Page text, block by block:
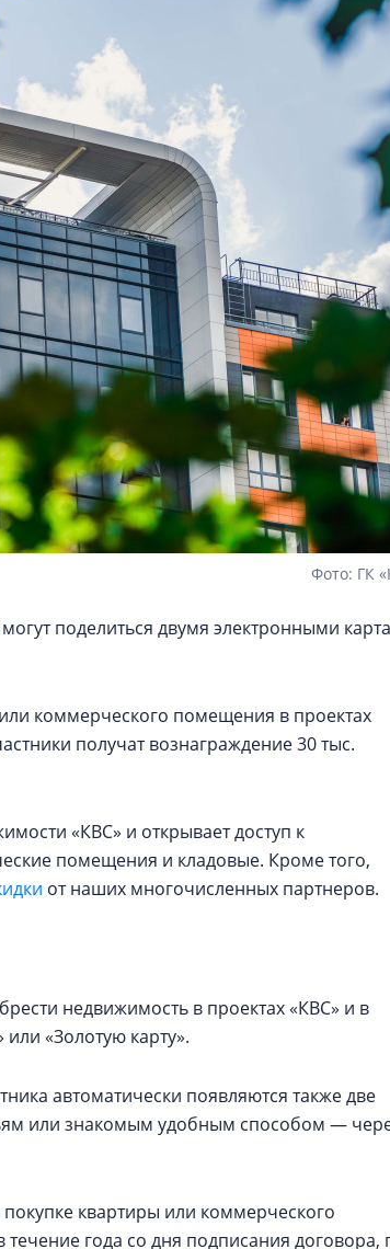
Фото: ГК
могут поделиться двумя электронными
коммерческого помещения в проектах
получат вознаграждение 30 тыс.
«КВС» и открывает доступ к
помещения и кладовые. Кроме того,
от наших многочисленных партнеров.
недвижимость в проектах «КВС» и в
«Золотую карту».
автоматически появляются также две
или знакомым удобным способом —
квартиры или коммерческого
года со дня подписания договора,
уровню
КЕЙПОРТ